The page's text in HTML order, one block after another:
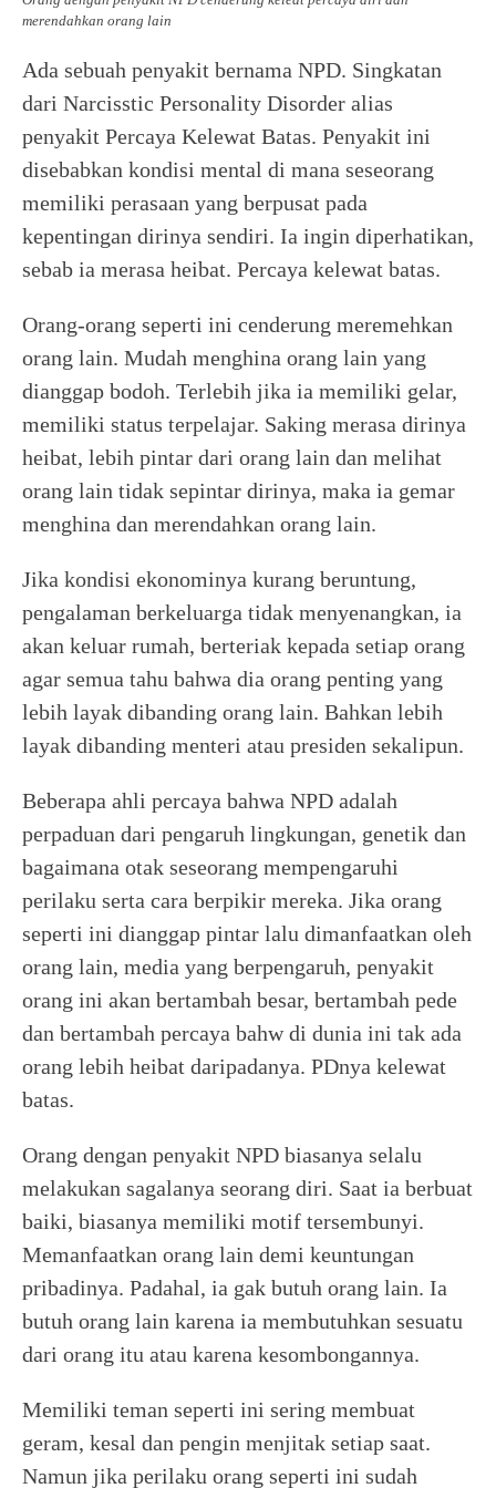
merendahkan orang lain
Ada sebuah penyakit bernama NPD. Singkatan
dari Narcisstic Personality Disorder alias
penyakit Percaya Kelewat Batas. Penyakit ini
disebabkan kondisi mental di mana seseorang
memiliki perasaan yang berpusat pada
kepentingan dirinya sendiri. Ia ingin diperhatikan,
sebab ia merasa heibat. Percaya kelewat batas.
Orang-orang seperti ini cenderung meremehkan
orang lain. Mudah menghina orang lain yang
dianggap bodoh. Terlebih jika ia memiliki gelar,
memiliki status terpelajar. Saking merasa dirinya
heibat, lebih pintar dari orang lain dan melihat
orang lain tidak sepintar dirinya, maka ia gemar
menghina dan merendahkan orang lain.
Jika kondisi ekonominya kurang beruntung,
pengalaman berkeluarga tidak menyenangkan, ia
akan keluar rumah, berteriak kepada setiap orang
agar semua tahu bahwa dia orang penting yang
lebih layak dibanding orang lain. Bahkan lebih
layak dibanding menteri atau presiden sekalipun.
Beberapa ahli percaya bahwa NPD adalah
perpaduan dari pengaruh lingkungan, genetik dan
bagaimana otak seseorang mempengaruhi
perilaku serta cara berpikir mereka. Jika orang
seperti ini dianggap pintar lalu dimanfaatkan oleh
orang lain, media yang berpengaruh, penyakit
orang ini akan bertambah besar, bertambah pede
dan bertambah percaya bahw di dunia ini tak ada
orang lebih heibat daripadanya. PDnya kelewat
batas.
Orang dengan penyakit NPD biasanya selalu
melakukan sagalanya seorang diri. Saat ia berbuat
baiki, biasanya memiliki motif tersembunyi.
Memanfaatkan orang lain demi keuntungan
pribadinya. Padahal, ia gak butuh orang lain. Ia
butuh orang lain karena ia membutuhkan sesuatu
dari orang itu atau karena kesombongannya.
Memiliki teman seperti ini sering membuat
geram, kesal dan pengin menjitak setiap saat.
Namun jika perilaku orang seperti ini sudah